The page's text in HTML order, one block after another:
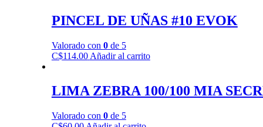
PINCEL DE UÑAS #10 EVOK
Valorado con 0de 5
C$114.00 Añadir al carrito
LIMA ZEBRA 100/100 MIA
Valorado con 0de 5